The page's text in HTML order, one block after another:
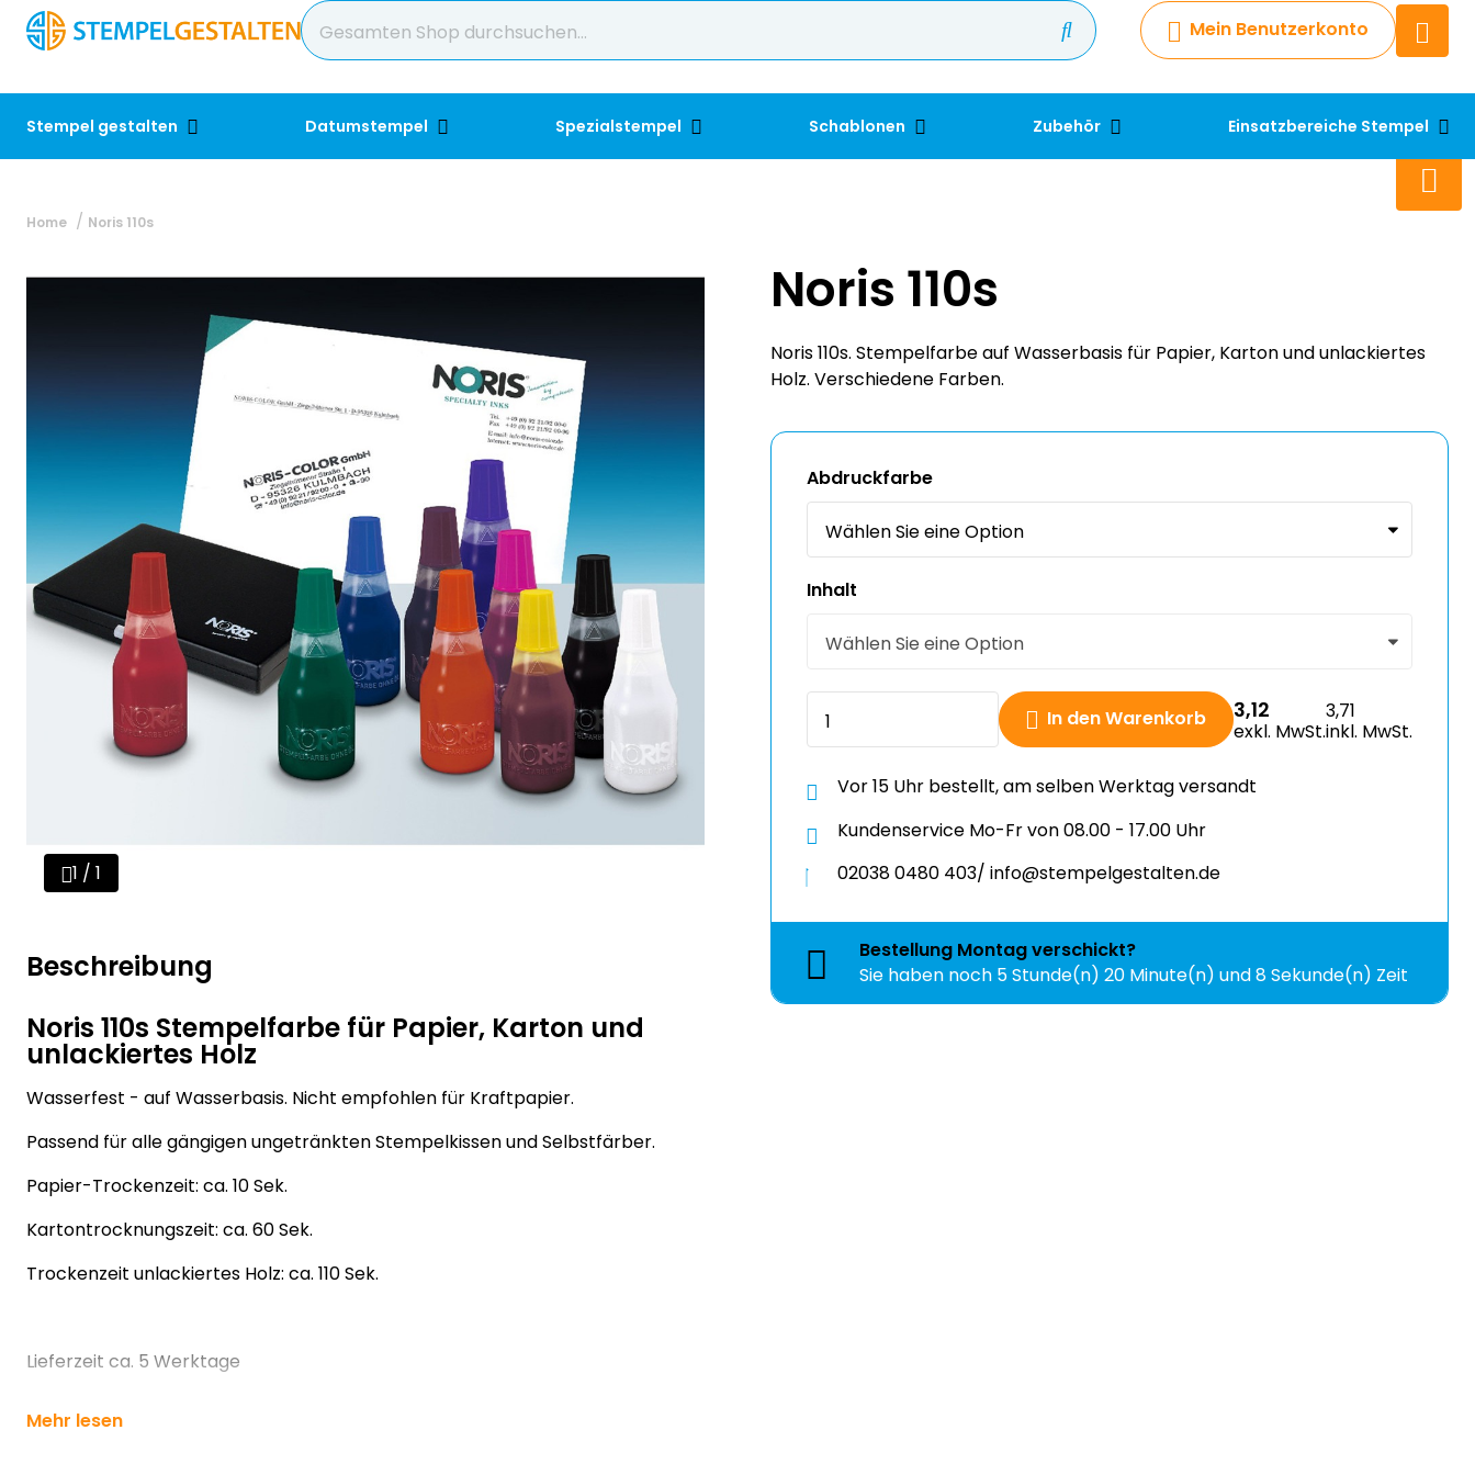
Mein Benutzerkonto
Stempel gestalten Datumstempel Spezialstempel Schablonen Zubehör Einsatzbereiche Stempel
Chatbot
Chatten Sie 24/7 mit unserem
+49 2038 0480 403
Home Noris 110s
1 / 1
Beschreibung
Noris 110s Stempelfarbe für Papier, Karton und
unlackiertes Holz
Wasserfest - auf Wasserbasis. Nicht empfohlen für Kraftpapier.
Passend für alle gängigen ungetränkten Stempelkissen und Selbstfärber.
Papier-Trockenzeit: ca. 10 Sek.
Kartontrocknungszeit: ca. 60 Sek.
Trockenzeit unlackiertes Holz: ca. 110 Sek.
Lieferzeit ca. 5 Werktage
Mehr lesen
Noris 110s
Noris 110s. Stempelfarbe auf Wasserbasis für Papier, Karton und unlackiertes
Holz. Verschiedene Farben.
Abdruckfarbe
Inhalt
In den Warenkorb 3,12
exkl. MwSt.
3,71
inkl. MwSt.
Vor 15 Uhr bestellt, am selben Werktag versandt
Kundenservice Mo-Fr von 08.00 - 17.00 Uhr
02038 0480 403/ info@stempelgestalten.de
Bestellung Montagverschickt?
Sie haben noch 5 Stunde(n) 20 Minute(n) und 8 Sekunde(n) Zeit